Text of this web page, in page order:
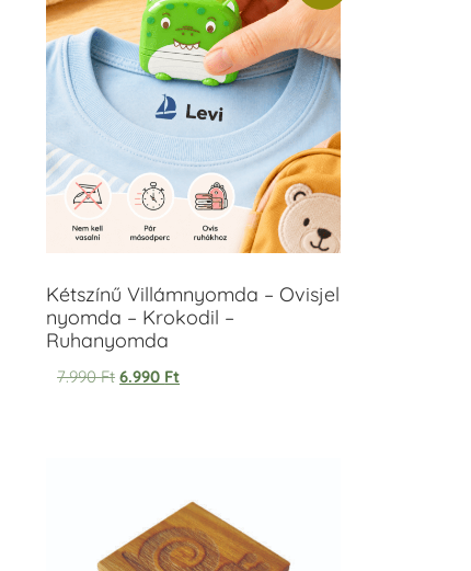
Kétszínű Villámnyomda – Ovisjel
nyomda – Krokodil –
Ruhanyomda
7.990Ft 6.990 Ft